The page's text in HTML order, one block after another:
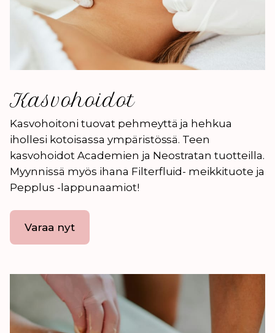
Kasvohoidot
Kasvohoitoni tuovat pehmeyttä ja hehkua
ihollesi kotoisassa ympäristössä. Teen
kasvohoidot Academien ja Neostratan tuotteilla.
Myynnissä myös ihana Filterfluid- meikkituote ja
Pepplus -lappunaamiot!
Varaa nyt